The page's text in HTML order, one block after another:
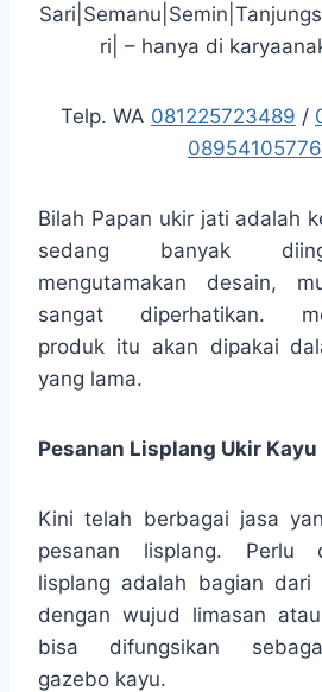
ri| – hanya di
Telp. WA 081225723489 /
Bilah Papan ukir jati adalah
sedang banyak
mengutamakan desain,
sangat diperhatikan.
produk itu akan dipakai
yang lama.
Pesanan Lisplang Ukir
Kini telah berbagai jasa
pesanan lisplang. Perlu
lisplang adalah bagian dari
dengan wujud limasan
bisa difungsikan
gazebo kayu.